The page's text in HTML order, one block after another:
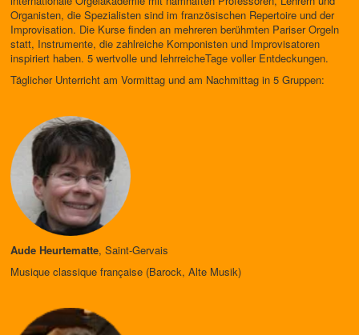
Organisten, die Spezialisten sind im französischen Repertoire und der
Improvisation. Die Kurse finden an mehreren berühmten Pariser Orgeln
statt, Instrumente, die zahlreiche Komponisten und Improvisatoren
inspiriert haben. 5 wertvolle und lehrreicheTage voller Entdeckungen.
Täglicher Unterricht am Vormittag und am Nachmittag in 5 Gruppen:
Aude Heurtematte, Saint-Gervais
Musique classique française (Barock, Alte Musik)